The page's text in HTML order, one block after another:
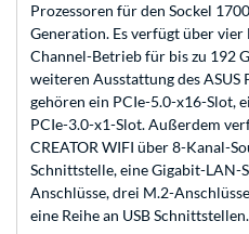
Prozessoren für den Sockel
Generation. Es verfügt über
Channel-Betrieb für bis zu 192
weiteren Ausstattung des ASUS
gehören ein PCIe-5.0-x16-Slot,
PCIe-3.0-x1-Slot. Außerdem
CREATOR WIFI über 8-Kanal-
Schnittstelle, eine Gigabit-LAN-
Anschlüsse, drei M.2-
eine Reihe an USB Schnittstellen.